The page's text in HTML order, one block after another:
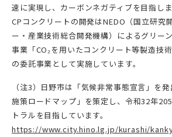
速に実現し、カーボンネガティブを目指しま
CPコンクリートの開発はNEDO（国立研究
ー・産業技術総合開発機構）によるグリー
事業「CO₂を用いたコンクリート等製造技
の委託事業として実施しています。
（注3）日野市は「気候非常事態宣言」を
施策ロードマップ」を策定し、令和32年
トラルを目指しています。
https://www.city.hino.lg.jp/kurashi/